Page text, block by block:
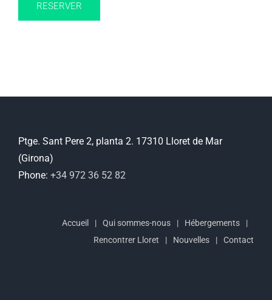
RESERVER
Ptge. Sant Pere 2, planta 2. 17310 Lloret de Mar
(Girona)
Phone: +34 972 36 52 82
Accueil Qui sommes-nous
Hébergements
Rencontrer Lloret
Nouvelles Contact